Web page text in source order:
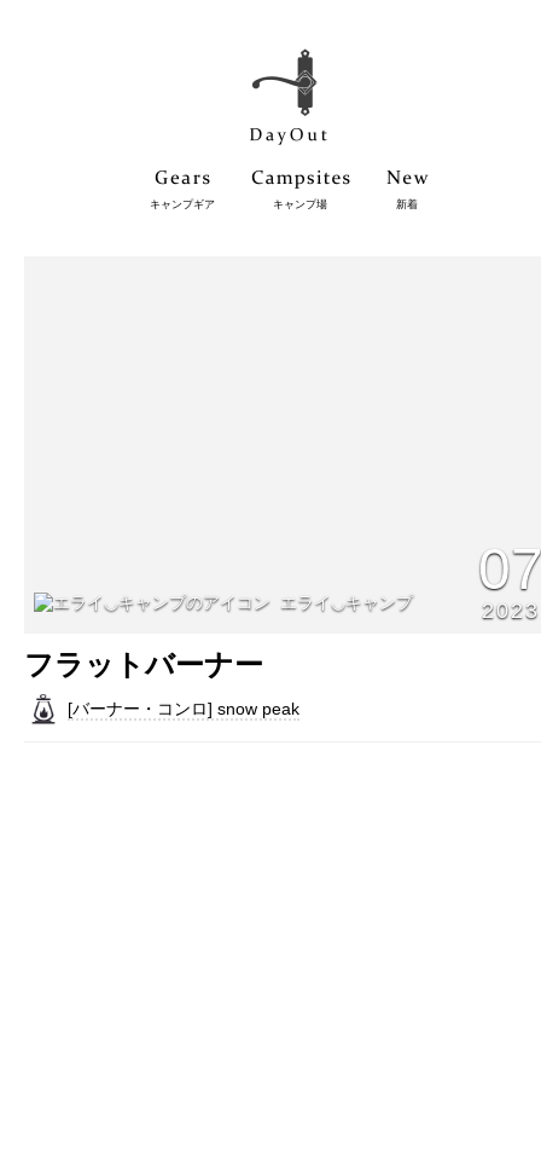
キャンプギア キャンプ場 新着
エライ◡キャンプ 2023
フラットバーナー
[バーナー・コンロ] snow peak